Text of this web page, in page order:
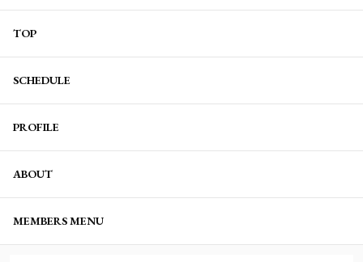
TOP
SCHEDULE
PROFILE
ABOUT
MEMBERS MENU